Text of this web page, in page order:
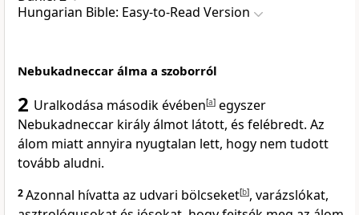
Hungarian Bible: Easy-to-Read Version
Nebukadneccar álma a szoborról
2 Uralkodása második évében[a] egyszer
Nebukadneccar király álmot látott, és felébredt. Az
álom miatt annyira nyugtalan lett, hogy nem tudott
tovább aludni.
2Azonnal hívatta az udvari bölcseket[b], varázslókat,